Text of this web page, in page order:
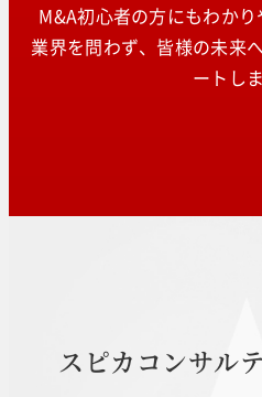
M&A初心者の方にもわかり
業界を問わず、皆様の未来
ートし
スピカ コ ンサルテ